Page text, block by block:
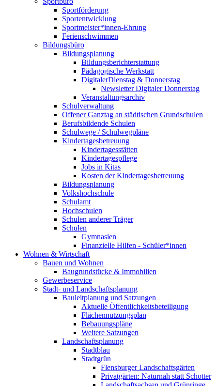
Sportförderung
Sportentwicklung
Sportmeister*innen-Ehrung
Ferienschwimmen
Bildungsbüro
Bildungsplanung
Bildungsberichterstattung
Pädagogische Werkstatt
DigitalerDienstag & Donnerstag
Newsletter Digitaler Donnerstag
Veranstaltungsarchiv
Schulverwaltung
Offener Ganztag an städtischen Grundschulen
Berufsbildende Schulen
Schulwege / Schulwegpläne
Kindertagesbetreuung
Kindertagesstätten
Kindertagespflege
Jobs in Kitas
Kosten der Kindertagesbetreuung
Bildungsplanung
Volkshochschule
Schulamt
Hochschulen
Schulen anderer Träger
Schulen
Gymnasien
Finanzielle Hilfen - Schüler*innen
Wohnen & Wirtschaft
Bauen und Wohnen
Baugrundstücke & Immobilien
Gewerbeservice
Stadt- und Landschaftsplanung
Bauleitplanung und Satzungen
Aktuelle Öffentlichkeitsbeteiligung
Flächennutzungsplan
Bebauungspläne
Weitere Satzungen
Landschaftsplanung
Stadtblau
Stadtgrün
Flensburger Landschaftsgärten
Privatgärten: Naturnah statt Schotter